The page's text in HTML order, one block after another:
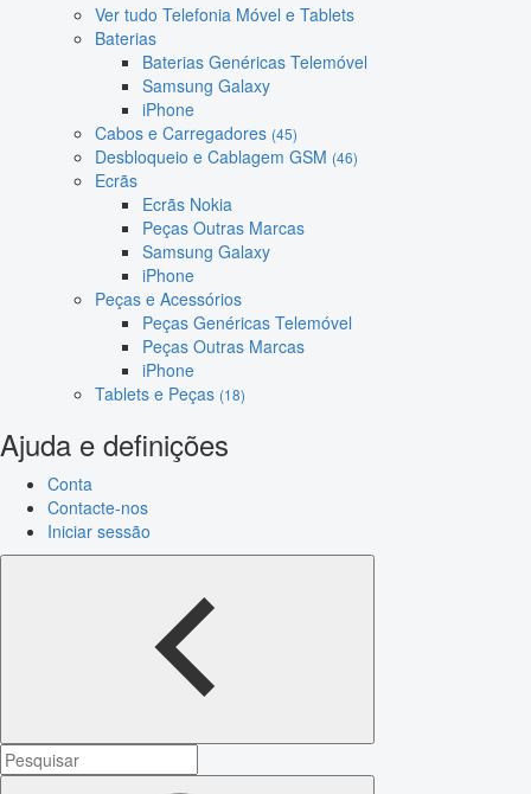
Ver tudo Telefonia Móvel e Tablets
Baterias
Baterias Genéricas Telemóvel
Samsung Galaxy
iPhone
Cabos e Carregadores (45)
Desbloqueio e Cablagem GSM (46)
Ecrãs
Ecrãs Nokia
Peças Outras Marcas
Samsung Galaxy
iPhone
Peças e Acessórios
Peças Genéricas Telemóvel
Peças Outras Marcas
iPhone
Tablets e Peças (18)
Ajuda e definições
Conta
Contacte-nos
Iniciar sessão